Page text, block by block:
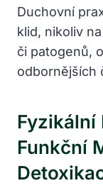
Duchovní
klid, nikoliv
či patogenů,
odbornějších
Fyzikální
Funkční